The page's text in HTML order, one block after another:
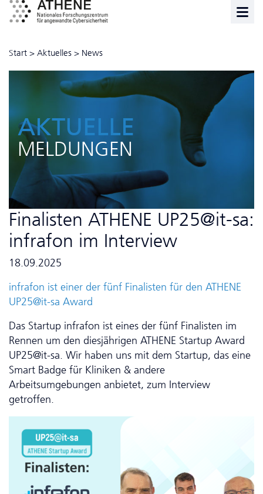
Start > Aktuelles > News
AKTUELLE
MELDUNGEN
Finalisten ATHENE UP25@it-sa:
infrafon im Interview
18.09.2025
infrafon ist einer der fünf Finalisten für den ATHENE
UP25@it-sa Award
Das Startup infrafon ist eines der fünf Finalisten im
Rennen um den diesjährigen ATHENE Startup Award
UP25@it-sa. Wir haben uns mit dem Startup, das eine
Smart Badge für Kliniken & andere
Arbeitsumgebungen anbietet, zum Interview
getroffen.